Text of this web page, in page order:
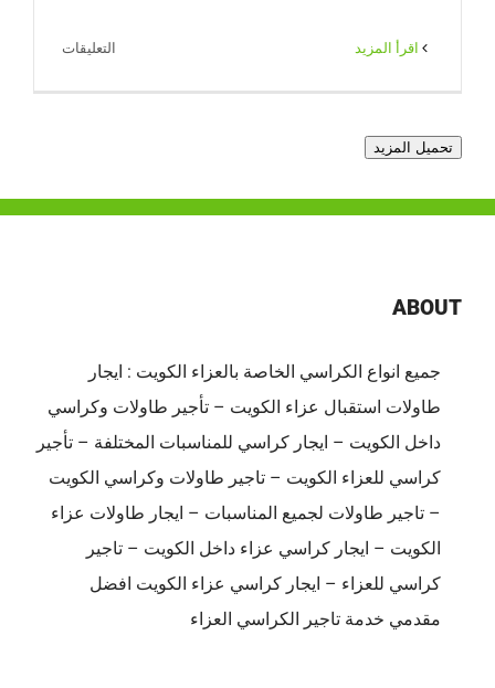
التعليقات
فاخرة
تحميل المزيد
ABOUT
جميع انواع الكراسي الخاصة بالعزاء الكويت : ايجار
طاولات استقبال عزاء الكويت – تأجير طاولات وكراسي
داخل الكويت – ايجار كراسي للمناسبات المختلفة – تأجير
كراسي للعزاء الكويت – تاجير طاولات وكراسي الكويت
– تاجير طاولات لجميع المناسبات – ايجار طاولات عزاء
الكويت – ايجار كراسي عزاء داخل الكويت – تاجير
كراسي للعزاء – ايجار كراسي عزاء الكويت افضل
مقدمي خدمة تاجير الكراسي العزاء